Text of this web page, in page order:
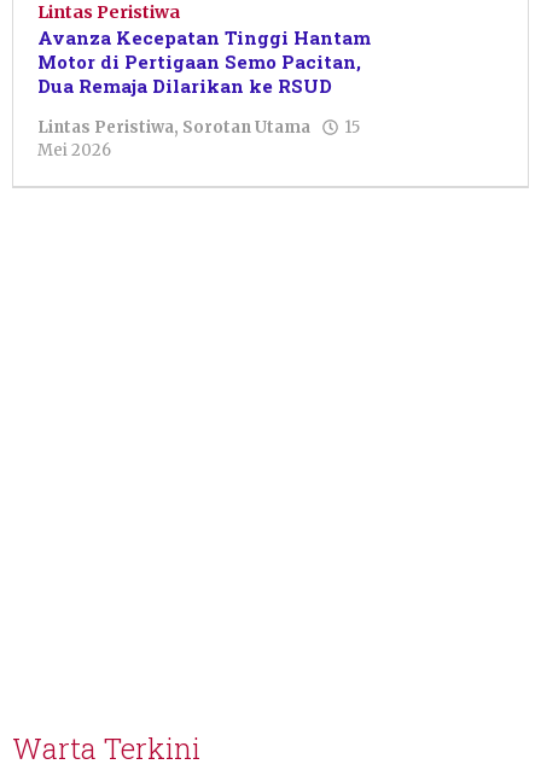
Lintas Peristiwa
Avanza Kecepatan Tinggi Hantam
Motor di Pertigaan Semo Pacitan,
Dua Remaja Dilarikan ke RSUD
Lintas Peristiwa, Sorotan Utama
15
Mei 2026
Shalahuddin
Warta Terkini